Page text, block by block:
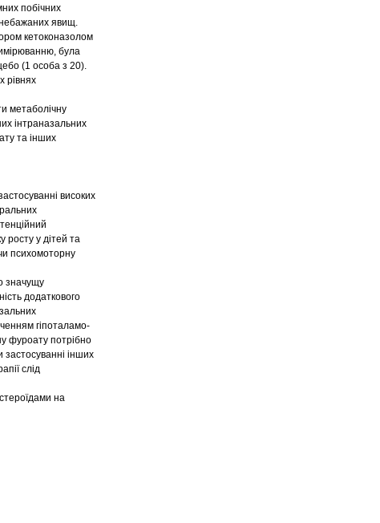
побічних
небажаних явищ.
кетоконазолом
була
(1 особа з 20).
рівнях
метаболічну
інтраназальних
та інших
високих
росту у дітей та
психомоторну
значущу
додаткового
гіпоталамо-
фуроату потрібно
інших
слід
на